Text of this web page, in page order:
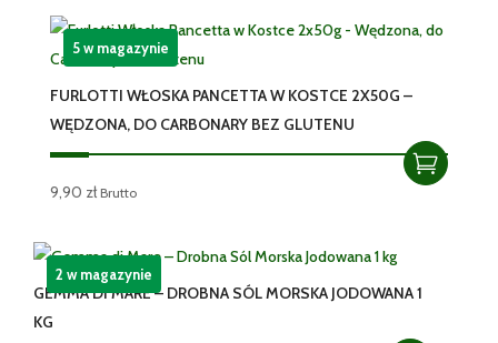
FURLOTTI WŁOSKA PANCETTA W KOSTCE 2X50G –
WĘDZONA, DO CARBONARY BEZ GLUTENU
9,90 zł Brutto
5 w magazynie
GEMMA DI MARE – DROBNA SÓL MORSKA JODOWANA 1
KG
2 w magazynie